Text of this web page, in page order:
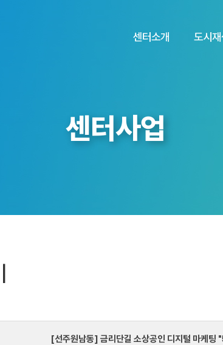
센터소개 도시재
센터사업
[선주원남동] 금리단길 소상공인 디지털 마케팅